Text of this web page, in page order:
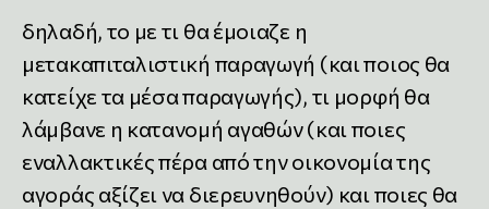
δηλαδή, το με τι θα έμοιαζε η
μετακαπιταλιστική παραγωγή (και ποιος θα
κατείχε τα μέσα παραγωγής), τι μορφή θα
λάμβανε η κατανομή αγαθών (και ποιες
εναλλακτικές πέρα από την οικονομία της
αγοράς αξίζει να διερευνηθούν) και ποιες θα